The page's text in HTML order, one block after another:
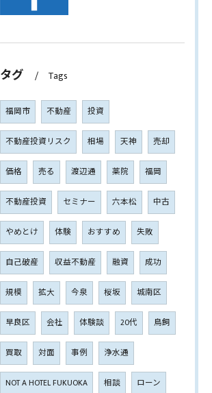
タグ Tags
福岡市 不動産 投資
不動産投資リスク 相場 天神 売却
価格 売る 渡辺通 薬院 福岡
不動産投資 セミナー 六本松 中古
やめとけ 体験 おすすめ 失敗
自己破産 収益不動産 融資 成功
規模 拡大 今泉 桜坂 城南区
早良区 会社 体験談 20代 鳥飼
買取 対面 事例 浄水通
NOT A HOTEL FUKUOKA 相談 ローン